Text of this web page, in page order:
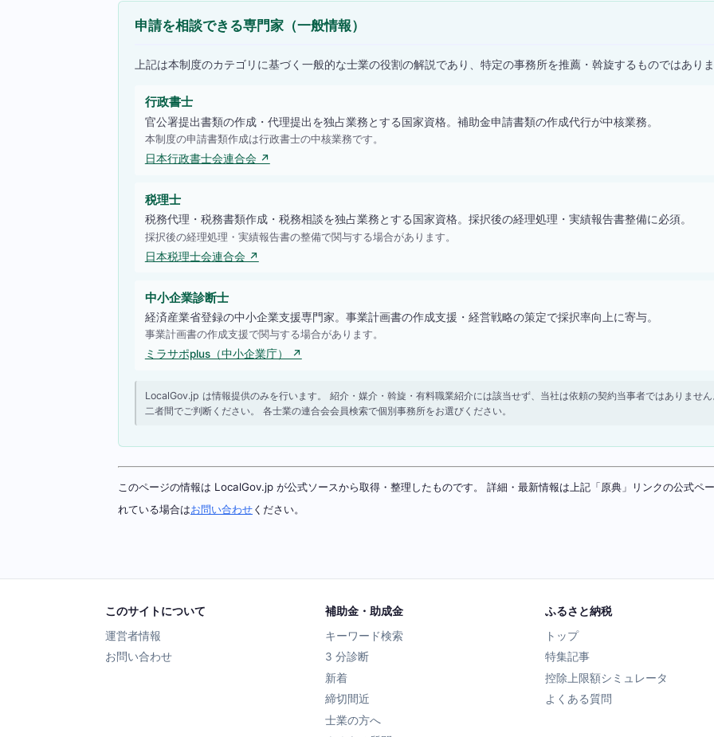
申請を相談できる専門家（一般情報）
上記は本制度のカテゴリに基づく一般的な士業の役割の解説であり、特定の事務所を推薦・斡旋するものではあり
行政書士
官公署提出書類の作成・代理提出を独占業務とする国家資格。補助金申請書類の作成代行が中核業務。
本制度の申請書類作成は行政書士の中核業務です。
日本行政書士会連合会 ↗
税理士
税務代理・税務書類作成・税務相談を独占業務とする国家資格。採択後の経理処理・実績報告書整備に必須。
採択後の経理処理・実績報告書の整備で関与する場合があります。
日本税理士会連合会 ↗
中小企業診断士
経済産業省登録の中小企業支援専門家。事業計画書の作成支援・経営戦略の策定で採択率向上に寄与。
事業計画書の作成支援で関与する場合があります。
ミラサポplus（中小企業庁） ↗
LocalGov.jp は情報提供のみを行います。 紹介・媒介・斡旋・有料職業紹介には該当せず、当社は依頼の契約当事者ではありませ
二者間でご判断ください。 各士業の連合会会員検索で個別事務所をお選びください。
このページの情報は LocalGov.jp が公式ソースから取得・整理したものです。 詳細・最新情報は上記「原典」リンクの公式ペ
れている場合はお問い合わせください。
このサイトについて
運営者情報
お問い合わせ
補助金・助成金
キーワード検索
3 分診断
新着
締切間近
士業の方へ
ふるさと納税
トップ
特集記事
控除上限額シミュレータ
よくある質問